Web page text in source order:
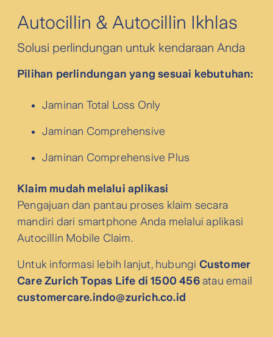
Autocillin & Autocillin Ikhlas
Solusi perlindungan untuk kendaraan Anda
Pilihan perlindungan yang sesuai kebutuhan:
Jaminan Total Loss Only
Jaminan Comprehensive
Jaminan Comprehensive Plus
Klaim mudah melalui aplikasi
Pengajuan dan pantau proses klaim secara
mandiri dari smartphone Anda melalui aplikasi
Autocillin Mobile Claim.
Untuk informasi lebih lanjut, hubungi Customer
Care Zurich Topas Life di 1500 456atau email
customercare.indo@zurich.co.id